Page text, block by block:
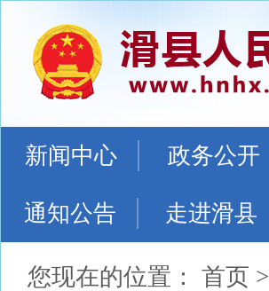
新闻中心 政务公开
通知公告 走进滑县
您现在的位置： 首页